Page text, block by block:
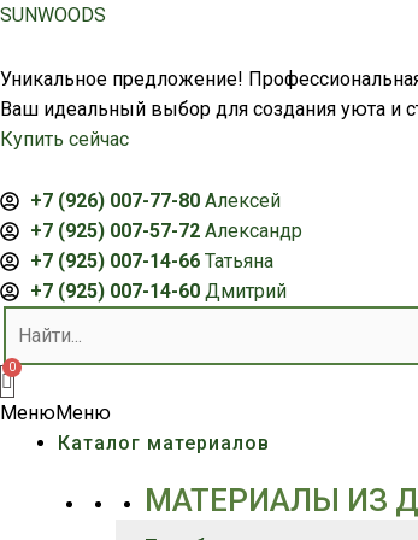
Перейти
содержимому
SUNWOODS
Уникальное предложение!
Ваш идеальный выбор для создания уюта и
Купить сейчас
+7 (926) 007-77-80 Алексей
+7 (925) 007-57-72 Александр
+7 (925) 007-14-66 Татьяна
+7 (925) 007-14-60 Дмитрий
МенюМеню
Каталог материалов
МАТЕРИАЛЫ ИЗ